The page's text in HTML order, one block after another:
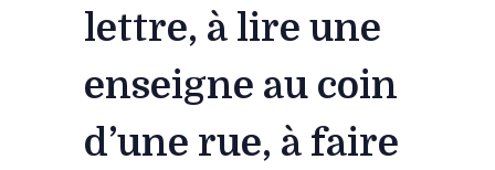
lettre, à lire une
enseigne au coin
d’une rue, à faire